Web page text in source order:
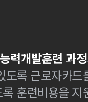
력개발훈련 과정
도록 근로자카
훈련비용을 지